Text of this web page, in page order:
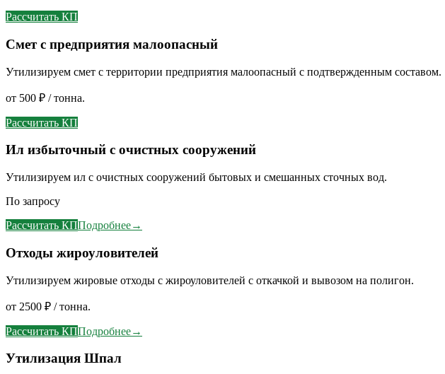
Рассчитать КП
Смет с предприятия малоопасный
Утилизируем смет с территории предприятия малоопасный с подтвержденным составом.
от 500 ₽ / тонна.
Рассчитать КП
Ил избыточный с очистных сооружений
Утилизируем ил с очистных сооружений бытовых и смешанных сточных вод.
По запросу
Рассчитать КППодробнее→
Отходы жироуловителей
Утилизируем жировые отходы с жироуловителей с откачкой и вывозом на полигон.
от 2500 ₽ / тонна.
Рассчитать КППодробнее→
Утилизация Шпал